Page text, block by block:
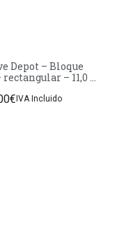
Depot – Bloque
– 11,0 x
€ IVA Incluido